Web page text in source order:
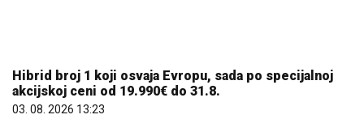
Većina građana izgubi novac pre nego što stigne na
letovanje - ovih 7 troškova skoro niko ne planira